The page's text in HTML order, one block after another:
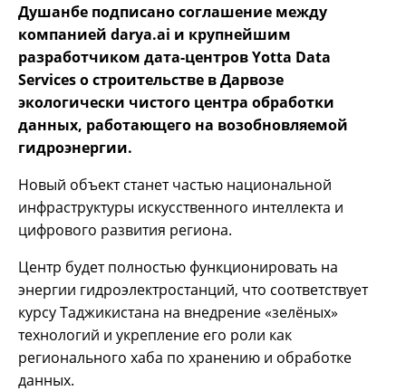
Душанбе подписано соглашение между
компанией darya.ai и крупнейшим
разработчиком дата-центров Yotta Data
Services о строительстве в Дарвозе
экологически чистого центра обработки
данных, работающего на возобновляемой
гидроэнергии.
Новый объект станет частью национальной
инфраструктуры искусственного интеллекта и
цифрового развития региона.
Центр будет полностью функционировать на
энергии гидроэлектростанций, что соответствует
курсу Таджикистана на внедрение «зелёных»
технологий и укрепление его роли как
регионального хаба по хранению и обработке
данных.